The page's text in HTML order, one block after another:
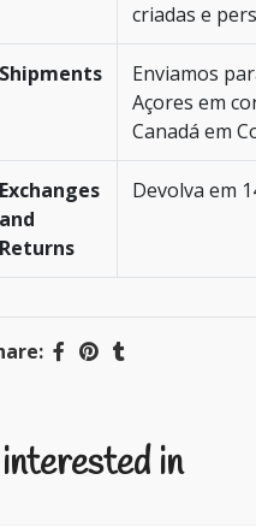
criadas e
Shipments
Enviamos
Açores em
Canadá em
Exchanges
and
Returns
Devolva em
in